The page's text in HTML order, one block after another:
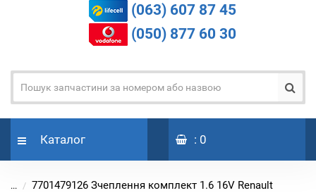
(063) 607 87 45
(050) 877 60 30
Каталог : 0
...
7701479126 Зчеплення комплект 1.6 16V Renault